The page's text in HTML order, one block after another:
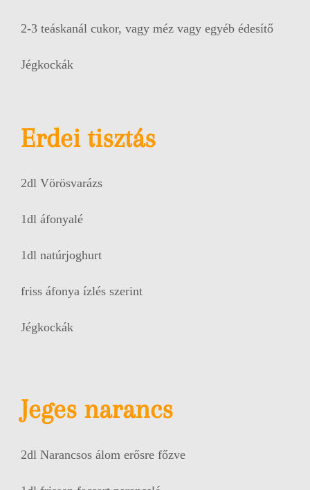
2-3 teáskanál cukor, vagy méz vagy egyéb édesítő
Jégkockák
Erdei tisztás
2dl Vörösvarázs
1dl áfonyalé
1dl natúrjoghurt
friss áfonya ízlés szerint
Jégkockák
Jeges narancs
2dl Narancsos álom erősre főzve